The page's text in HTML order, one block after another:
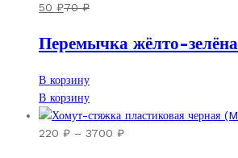
50 ₽70₽
Перемычка жёлто-
В корзину
В корзину
220 ₽ – 3700 ₽Диапазон